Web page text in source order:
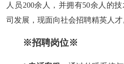
人员200余人，并拥有50余人的
司发展，现面向社会招聘精英人才
※招聘岗位※